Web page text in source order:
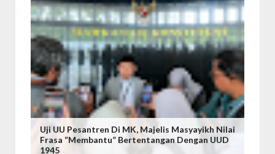
Uji UU Pesantren Di MK, Majelis Masyayikh Nilai
Frasa “Membantu” Bertentangan Dengan UUD
1945